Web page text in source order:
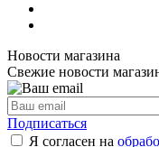
Новости магазина
Свежие новости
Подписаться
Я согласен на